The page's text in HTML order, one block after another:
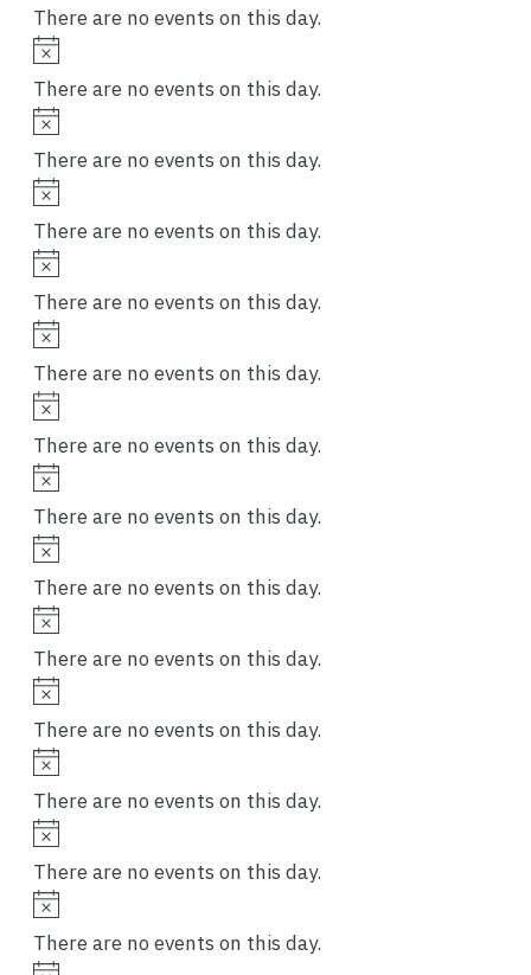
There are no events on this day.
Notice
There are no events on this day.
Notice
There are no events on this day.
Notice
There are no events on this day.
Notice
There are no events on this day.
Notice
There are no events on this day.
Notice
There are no events on this day.
Notice
There are no events on this day.
Notice
There are no events on this day.
Notice
There are no events on this day.
Notice
There are no events on this day.
Notice
There are no events on this day.
Notice
There are no events on this day.
Notice
There are no events on this day.